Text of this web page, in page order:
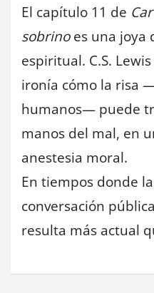
El capítulo 11 de
sobrinoes una joya
espiritual. C.S.
ironía cómo la risa
humanos— puede
manos del mal, en
anestesia moral.
En tiempos donde
conversación
resulta más actual